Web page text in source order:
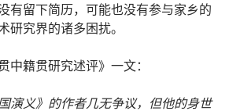
有留下简历，可能也没有参与家乡的
研究界的诸多困扰。
中籍贯研究述评》一文：
演义》的作者几无争议，但他的身世